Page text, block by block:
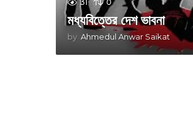
31 0
মধ্যবিত্তের দেশ ভাবনা
by Ahmedul Anwar Saikat